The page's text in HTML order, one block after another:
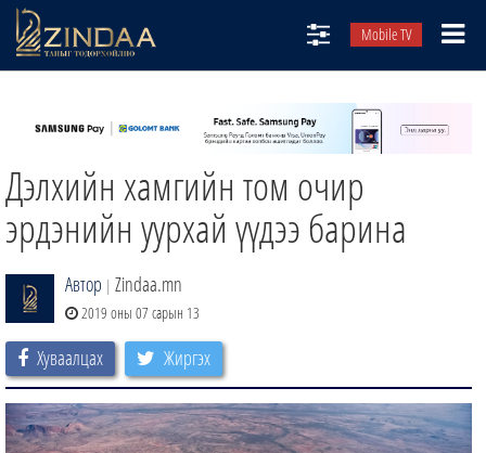
Mobile TV
ТВ8
ӨГЛӨӨНИЙ СОНИН
АУДИО ЗОХИОЛ
ЗИНДАА СЭТГҮҮЛ
Дэлхийн хамгийн том очир
эрдэнийн уурхай үүдээ барина
Автор | Zindaa.mn
2019 оны 07 сарын 13
Хуваалцах Жиргэх